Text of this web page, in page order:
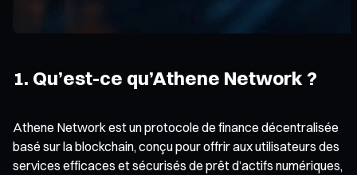
1. Qu’est-ce qu’Athene Network ?
Athene Network est un protocole de finance décentralisée
basé sur la blockchain, conçu pour offrir aux utilisateurs des
services efficaces et sécurisés de prêt d’actifs numériques,